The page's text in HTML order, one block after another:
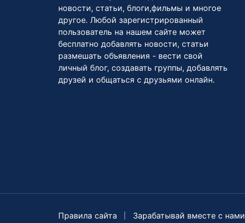
новости, статьи, блоги,фильмы и многое
другое. Любой зарегистрированный
пользователь на нашем сайте может
бесплатно добавлять новости, статьи
размешать объявления - вести свой
личный блог, создавать группы, добавлять
друзей и общаться с друзьями онлайн.
Правила сайта Зарабатывай вместе с нами